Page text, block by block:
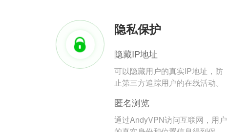
隐私保护
隐藏IP地址
可以隐藏用户的真实IP地址，防
止第三方追踪用户的在线活动。
匿名浏览
通过AndyVPN访问互联网，用户